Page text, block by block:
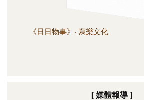
《日日物事》‧ 寫樂文化
[ 媒體報導 ]